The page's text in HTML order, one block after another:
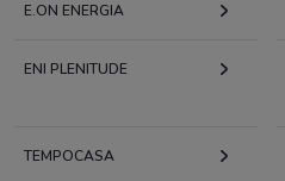
E.ON ENERGIA
ENI PLENITUDE
TEMPOCASA